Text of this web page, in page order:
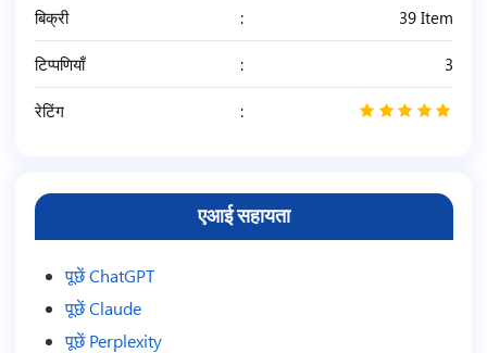
बिक्री 39 Item
टिप्पणियाँ 3
रेटिंग
एआई सहायता
पूछें ChatGPT
पूछें Claude
पूछें Perplexity